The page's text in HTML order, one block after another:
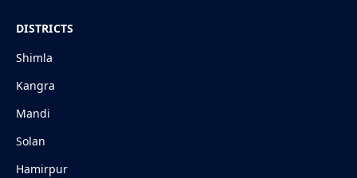
DISTRICTS
Shimla
Kangra
Mandi
Solan
Hamirpur